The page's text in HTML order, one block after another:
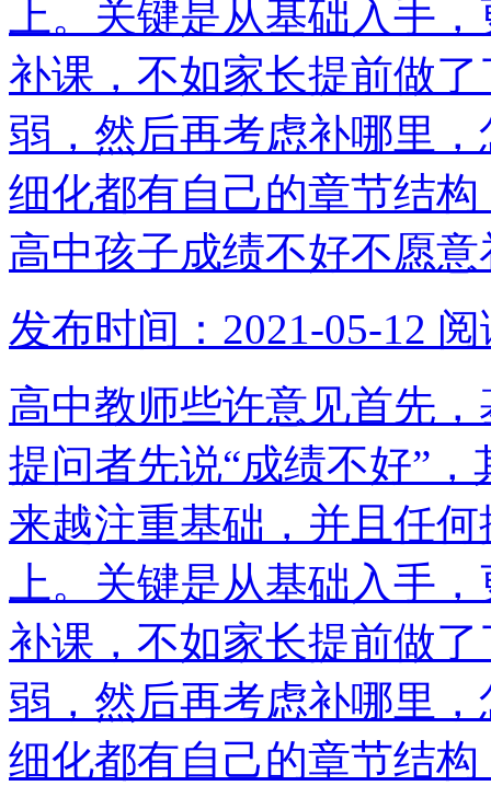
上。关键是从基础入手
补课，不如家长提前做
弱，然后再考虑补哪里
细化都有自己的章节结
高中孩子成绩不好不愿
发布时间：2021-05-12 阅
高中教师些许意见首先
提问者先说“成绩不好”
来越注重基础，并且任
上。关键是从基础入手
补课，不如家长提前做
弱，然后再考虑补哪里
细化都有自己的章节结